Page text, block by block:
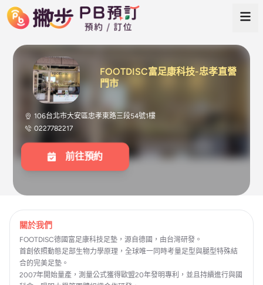
FOOTDISC富足康科技-忠孝直營
門市
106台北市大安區忠孝東路三段54號1樓
0227782217
前往預約
關於我們
FOOTDISC德國富足康科技足墊，源自德國，由台灣研發。
首創依照動態足部生物力學原理，全球唯一同時考量足型與腿型特殊結
合的完美足墊。
2007年開始量產，測量公式獲得歐盟20年發明專利，並且持續進行與國